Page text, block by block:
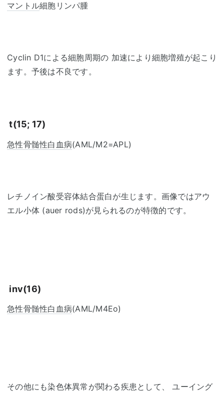
マントル細胞リンパ腫
Cyclin D1による細胞周期の 加速により細胞増殖が起こり
ます。予後は不良です。
t(15; 17)
急性骨髄性白血病(AML/M2=APL)
レチノイン酸受容体結合蛋白が生じます。画像ではアウ
エル小体 (auer rods)が見られるのが特徴的です。
inv(16)
急性骨髄性白血病(AML/M4Eo)
その他にも染色体異常が関わる疾患として、 ユーイング